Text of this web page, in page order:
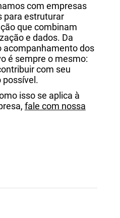
com empresas
para estruturar
que combinam
e dados. Da
acompanhamento dos
é sempre o mesmo:
com seu
possível.
isso se aplica à
fale com nossa